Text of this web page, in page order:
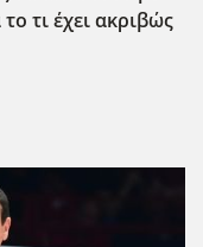
τι έχει ακριβώς